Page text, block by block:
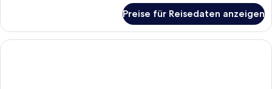
Preise für Reisedaten anzeigen